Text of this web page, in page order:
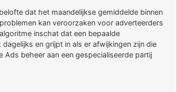
dat het maandelijkse gemiddelde binnen
kan veroorzaken voor adverteerders
inschat dat een bepaalde
en grijpt in als er afwijkingen zijn die
beheer aan een gespecialiseerde partij